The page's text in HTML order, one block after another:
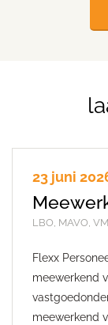
23 juni
LBO, MAVO,
Flexx
meewerkend
meewerkend